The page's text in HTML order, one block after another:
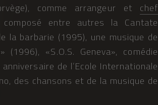
comme arrangeur et chef
entre autres la Cantate
la barbarie (1995), une musique de
«S.O.S. Geneva», comédie
de l’Ecole Internationale
des chansons et de la musique de